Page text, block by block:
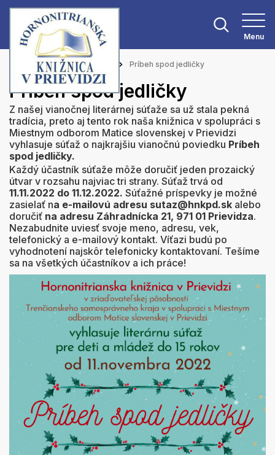
Menu
Hlavná stránka Aktuality Príbeh spod jedličky
Príbeh spod jedličky
Z našej vianočnej literárnej súťaže sa už stala pekná
tradícia, preto aj tento rok naša knižnica v spolupráci s
Miestnym odborom Matice slovenskej v Prievidzi
vyhlasuje súťaž o najkrajšiu vianočnú poviedku Príbeh
spod jedličky.
Každý účastník súťaže môže doručiť jeden prozaický
útvar v rozsahu najviac tri strany. Súťaž trvá od
11.11.2022 do 11.12.2022. Súťažné príspevky je možné
zasielať na e-mailovú adresu sutaz@hnkpd.sk alebo
doručiť na adresu Záhradnícka 21, 971 01 Prievidza.
Nezabudnite uviesť svoje meno, adresu, vek,
telefonický a e-mailový kontakt. Víťazi budú po
vyhodnotení najskôr telefonicky kontaktovaní. Tešíme
sa na všetkých účastníkov a ich práce!